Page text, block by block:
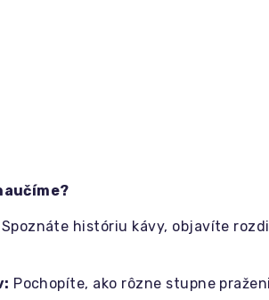
Spoznáte históriu kávy, objavíte
Pochopíte, ako rôzne stupne